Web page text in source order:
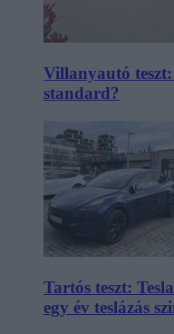
Villanyautó
standard?
Tartós teszt:
egy év teslázás